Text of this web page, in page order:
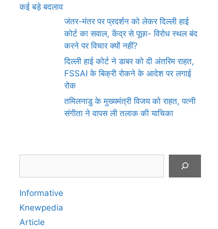
कई बड़े बदलाव
जंतर-मंतर पर प्रदर्शन को लेकर दिल्ली हाई
कोर्ट का सवाल, केंद्र से पूछा- विरोध स्थल बंद
करने पर विचार क्यों नहीं?
दिल्ली हाई कोर्ट ने डाबर को दी अंतरिम राहत,
FSSAI के बिक्री रोकने के आदेश पर लगाई
रोक
तमिलनाडु के मुख्यमंत्री विजय को राहत, पत्नी
संगीता ने वापस ली तलाक की याचिका
Informative
Knewpedia
Article